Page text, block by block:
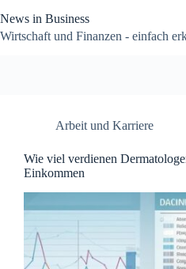
Inhalt
springen
News in Business
Wirtschaft und Finanzen - einfach
Arbeit und Karriere
Wie viel verdienen
Einkommen